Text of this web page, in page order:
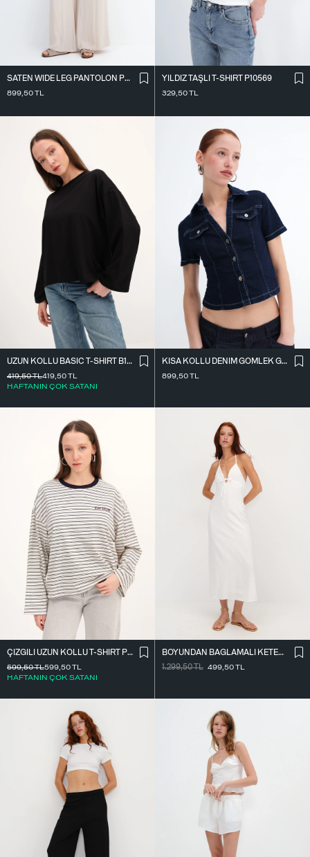
SATEN WIDE LEG PANTOLON PN17298
899,50TL
YILDIZ TAŞLI T-SHIRT P10569
329,50TL
UZUN KOLLU BASIC T-SHIRT B10571
419,50TL
HAFTANIN ÇOK SATANI
419,50TL
KISA KOLLU DENIM GÖMLEK G17600
899,50TL
ÇIZGILI UZUN KOLLU T-SHIRT P10522
599,50TL
HAFTANIN ÇOK SATANI
599,50TL
BOYUNDAN BAĞLAMALI KETEN KARIŞIMLI ELBISE E17497
1.299,50TL 499,50TL